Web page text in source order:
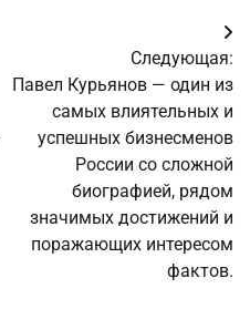
Следующая:
Павел Курьянов — один из
самых влиятельных и
успешных бизнесменов
России со сложной
биографией, рядом
значимых достижений и
поражающих интересом
фактов.